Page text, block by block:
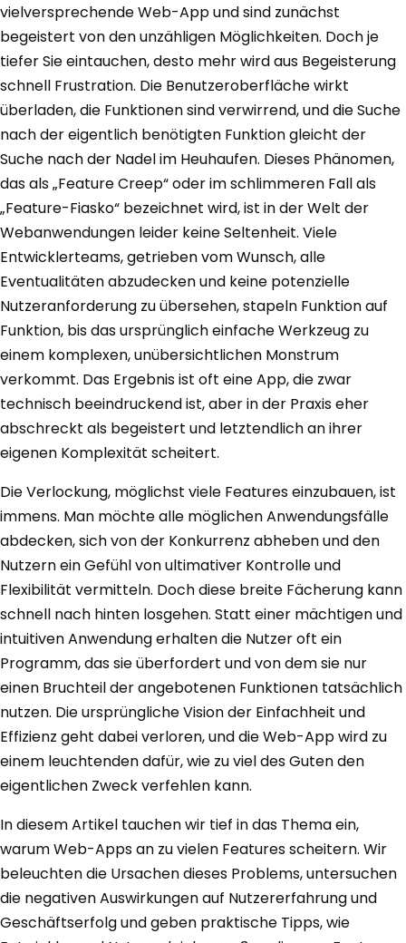
vielversprechende Web-App und sind zunächst
begeistert von den unzähligen Möglichkeiten. Doch je
tiefer Sie eintauchen, desto mehr wird aus Begeisterung
schnell Frustration. Die Benutzeroberfläche wirkt
überladen, die Funktionen sind verwirrend, und die Suche
nach der eigentlich benötigten Funktion gleicht der
Suche nach der Nadel im Heuhaufen. Dieses Phänomen,
das als „Feature Creep“ oder im schlimmeren Fall als
„Feature-Fiasko“ bezeichnet wird, ist in der Welt der
Webanwendungen leider keine Seltenheit. Viele
Entwicklerteams, getrieben vom Wunsch, alle
Eventualitäten abzudecken und keine potenzielle
Nutzeranforderung zu übersehen, stapeln Funktion auf
Funktion, bis das ursprünglich einfache Werkzeug zu
einem komplexen, unübersichtlichen Monstrum
verkommt. Das Ergebnis ist oft eine App, die zwar
technisch beeindruckend ist, aber in der Praxis eher
abschreckt als begeistert und letztendlich an ihrer
eigenen Komplexität scheitert.
Die Verlockung, möglichst viele Features einzubauen, ist
immens. Man möchte alle möglichen Anwendungsfälle
abdecken, sich von der Konkurrenz abheben und den
Nutzern ein Gefühl von ultimativer Kontrolle und
Flexibilität vermitteln. Doch diese breite Fächerung kann
schnell nach hinten losgehen. Statt einer mächtigen und
intuitiven Anwendung erhalten die Nutzer oft ein
Programm, das sie überfordert und von dem sie nur
einen Bruchteil der angebotenen Funktionen tatsächlich
nutzen. Die ursprüngliche Vision der Einfachheit und
Effizienz geht dabei verloren, und die Web-App wird zu
einem leuchtenden dafür, wie zu viel des Guten den
eigentlichen Zweck verfehlen kann.
In diesem Artikel tauchen wir tief in das Thema ein,
warum Web-Apps an zu vielen Features scheitern. Wir
beleuchten die Ursachen dieses Problems, untersuchen
die negativen Auswirkungen auf Nutzererfahrung und
Geschäftserfolg und geben praktische Tipps, wie